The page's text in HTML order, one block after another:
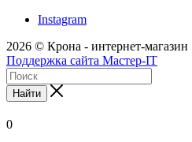
Instagram
2026 © Крона - интернет-магазин
Поддержка сайта Мастер-IT
Найти
0